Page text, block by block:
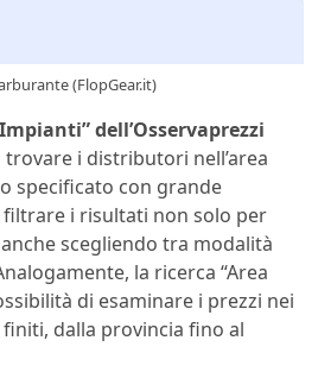
(FlopGear.it)
dell’Osservaprezzi
i distributori nell’area
specificato con grande
filtrare i risultati non solo per
scegliendo tra modalità
la ricerca “Area
di esaminare i prezzi nei
dalla provincia fino al